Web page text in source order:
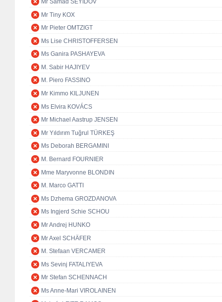
Mr Samad SEYIDOV
Mr Tiny KOX
Mr Pieter OMTZIGT
Ms Lise CHRISTOFFERSEN
Ms Ganira PASHAYEVA
M. Sabir HAJIYEV
M. Piero FASSINO
Mr Kimmo KILJUNEN
Ms Elvira KOVÁCS
Mr Michael Aastrup JENSEN
Mr Yıldırım Tuğrul TÜRKEŞ
Ms Deborah BERGAMINI
M. Bernard FOURNIER
Mme Maryvonne BLONDIN
M. Marco GATTI
Ms Dzhema GROZDANOVA
Ms Ingjerd Schie SCHOU
Mr Andrej HUNKO
Mr Axel SCHÄFER
M. Stefaan VERCAMER
Ms Sevinj FATALIYEVA
Mr Stefan SCHENNACH
Ms Anne-Mari VIROLAINEN